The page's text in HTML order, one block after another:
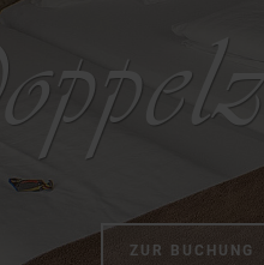
ZUR BUCHUNG